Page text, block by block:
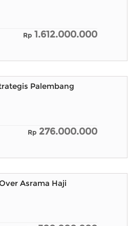
Rp 1.612.000.000
Palembang
Rp 276.000.000
Asrama Haji